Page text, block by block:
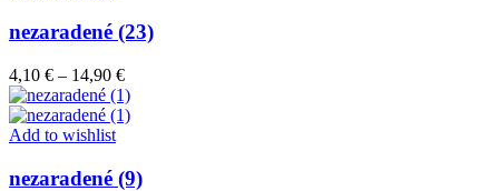
nezaradené (23)
4,10 € – 14,90 €Price
range:
4,10 €
Add to wishlist
nezaradené (9)